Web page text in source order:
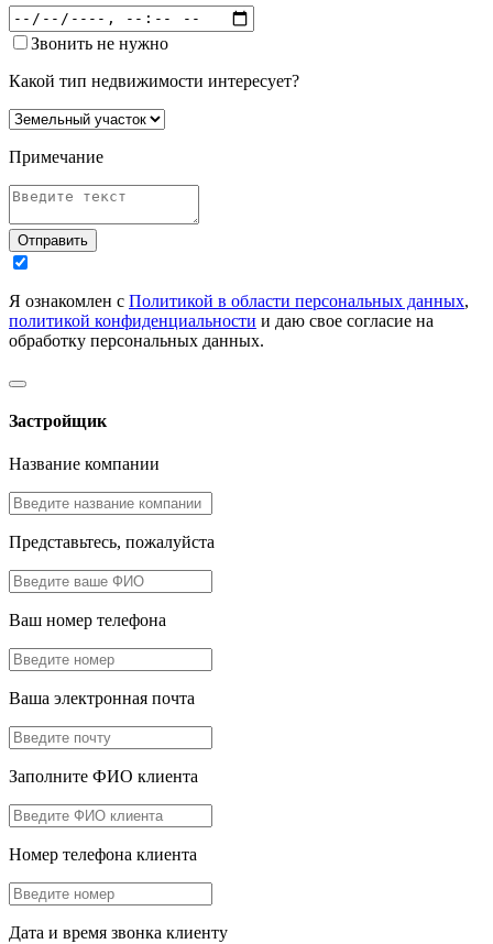
Звонить не нужно
Какой тип недвижимости интересует?
Примечание
Отправить
Я ознакомлен с Политикой в области персональных данных,
политикой конфиденциальности и даю свое согласие на
обработку персональных данных.
Застройщик
Название компании
Представьтесь, пожалуйста
Ваш номер телефона
Ваша электронная почта
Заполните ФИО клиента
Номер телефона клиента
Дата и время звонка клиенту